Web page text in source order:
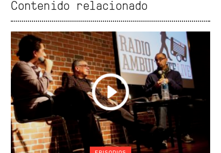
Contenido relacionado